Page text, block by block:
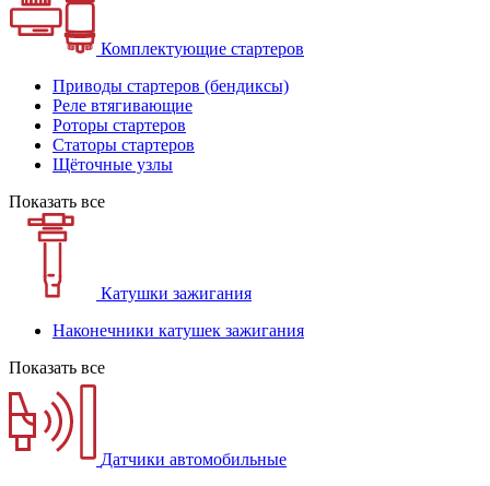
Комплектующие стартеров
Приводы стартеров (бендиксы)
Реле втягивающие
Роторы стартеров
Статоры стартеров
Щёточные узлы
Показать все
Катушки зажигания
Наконечники катушек зажигания
Показать все
Датчики автомобильные